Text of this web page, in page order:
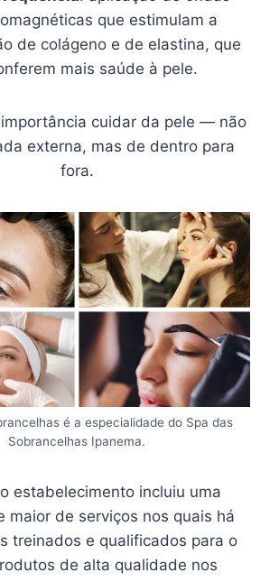
que estimulam a
de colágeno e de elastina, que
mais saúde à pele.
cuidar da pele — não
externa, mas de dentro para
fora.
é a especialidade do Spa das
Sobrancelhas Ipanema.
estabelecimento incluiu uma
maior de serviços nos quais há
treinados e qualificados para o
de alta qualidade nos